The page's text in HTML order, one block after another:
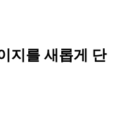
지를 새롭게 단